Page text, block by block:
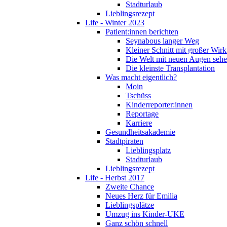
Stadturlaub
Lieblingsrezept
Life - Winter 2023
Patient:innen berichten
Seynabous langer Weg
Kleiner Schnitt mit großer
Die Welt mit neuen Augen
Die kleinste Transplantation
Was macht eigentlich?
Moin
Tschüss
Kinderreporter:innen
Reportage
Karriere
Gesundheitsakademie
Stadtpiraten
Lieblingsplatz
Stadturlaub
Lieblingsrezept
Life - Herbst 2017
Zweite Chance
Neues Herz für Emilia
Lieblingsplätze
Umzug ins Kinder-UKE
Ganz schön schnell